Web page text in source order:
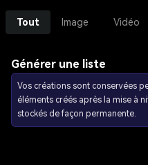
Tout Image Vidéo
Générer une liste
Vos créations sont conservées
éléments créés après la mise à
stockés de façon permanente.